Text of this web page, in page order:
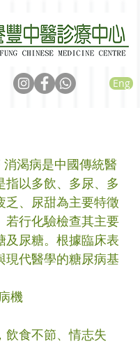
Eng
渴病是中國傳統醫
指以多飲、多尿、多
乏、尿甜為主要特徵
若行化驗檢查其主要
及尿糖。根據臨床表
現代醫學的糖尿病基
機
飲食不節、情志失